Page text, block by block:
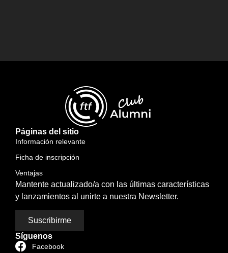
Páginas del sitio
Información relevante
Ficha de inscripción
Ventajas
Mantente actualizado/a con las últimas características
y lanzamientos al unirte a nuestra Newsletter.
Suscribirme
Síguenos
Facebook